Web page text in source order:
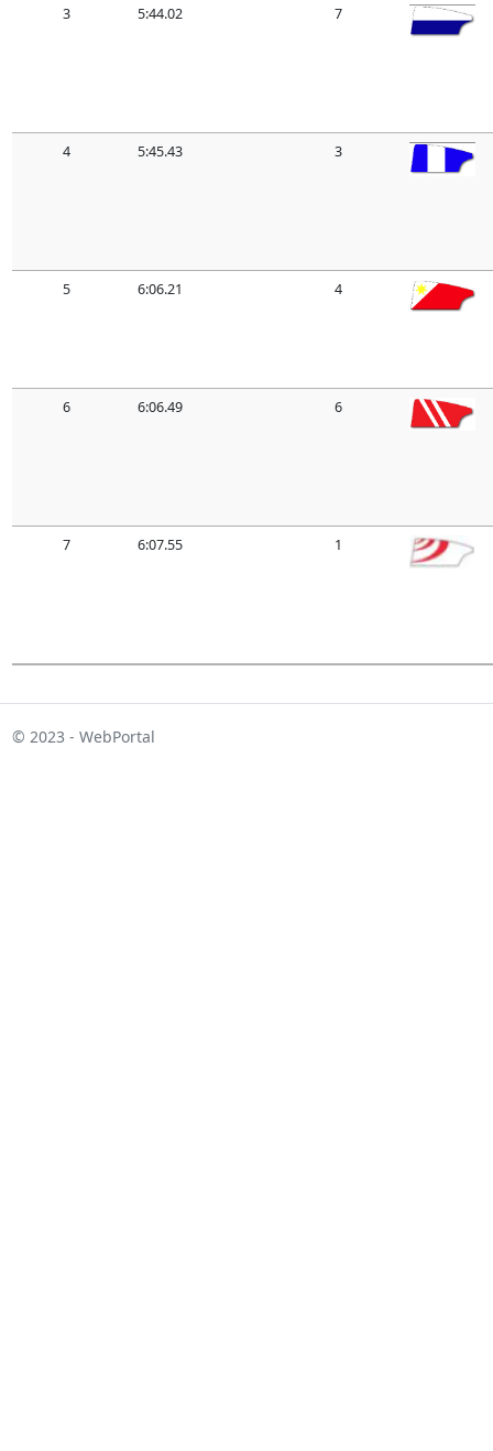
3 5:44.02 7
4 5:45.43 3
5 6:06.21 4
6 6:06.49 6
7 6:07.55 1
© 2023 - WebPortal